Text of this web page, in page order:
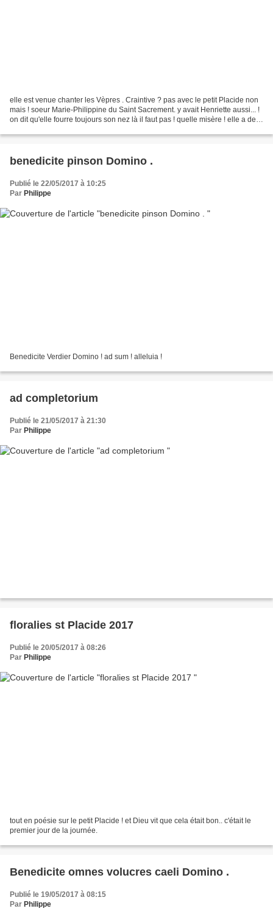
elle est venue chanter les Vèpres . Craintive ? pas avec le petit Placide non
mais ! soeur Marie-Philippine du Saint Sacrement. y avait Henriette aussi... !
on dit qu'elle fourre toujours son nez là il faut pas ! quelle misère ! elle a de
benedicite pinson Domino .
Publié le 22/05/2017 à 10:25
Par Philippe
Benedicite Verdier Domino ! ad sum ! alleluia !
ad completorium
Publié le 21/05/2017 à 21:30
Par Philippe
floralies st Placide 2017
Publié le 20/05/2017 à 08:26
Par Philippe
tout en poésie sur le petit Placide ! et Dieu vit que cela était bon.. c'était le
premier jour de la journée.
Benedicite omnes volucres caeli Domino .
Publié le 19/05/2017 à 08:15
Par Philippe